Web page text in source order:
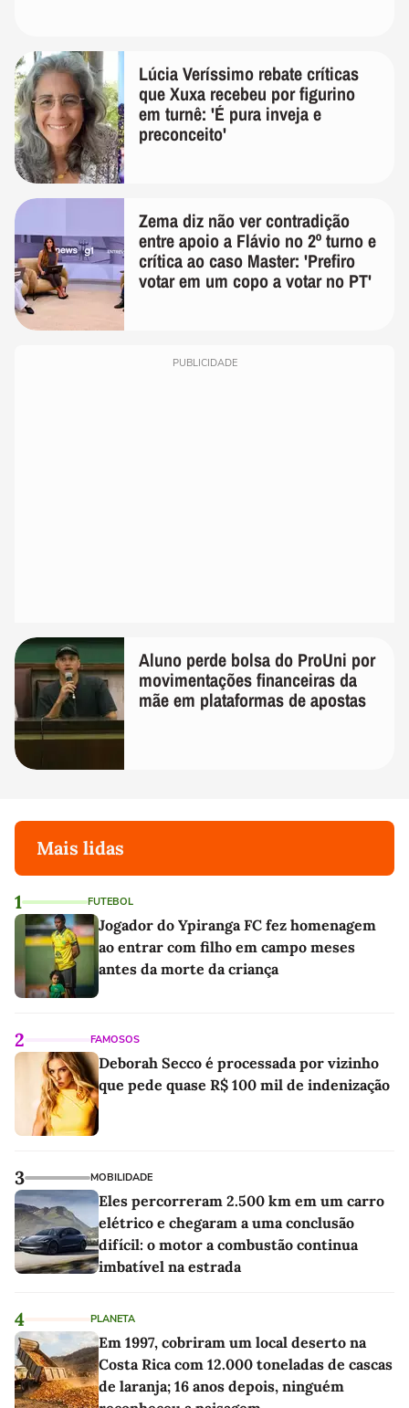
Lúcia Veríssimo rebate críticas
que Xuxa recebeu por figurino
em turnê: 'É pura inveja e
preconceito'
Zema diz não ver contradição
entre apoio a Flávio no 2º turno e
crítica ao caso Master: 'Prefiro
votar em um copo a votar no PT'
PUBLICIDADE
Aluno perde bolsa do ProUni por
movimentações financeiras da
mãe em plataformas de apostas
Mais lidas
1 FUTEBOL
Jogador do Ypiranga FC fez homenagem
ao entrar com filho em campo meses
antes da morte da criança
2 FAMOSOS
Deborah Secco é processada por vizinho
que pede quase R$ 100 mil de indenização
3 MOBILIDADE
Eles percorreram 2.500 km em um carro
elétrico e chegaram a uma conclusão
difícil: o motor a combustão continua
imbatível na estrada
4 PLANETA
Em 1997, cobriram um local deserto na
Costa Rica com 12.000 toneladas de cascas
de laranja; 16 anos depois, ninguém